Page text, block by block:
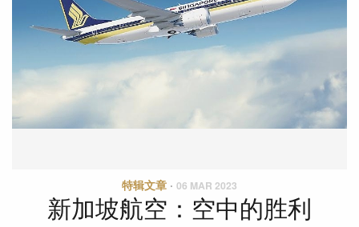
特辑文章 · 06 MAR 2023
新加坡航空：空中的胜利